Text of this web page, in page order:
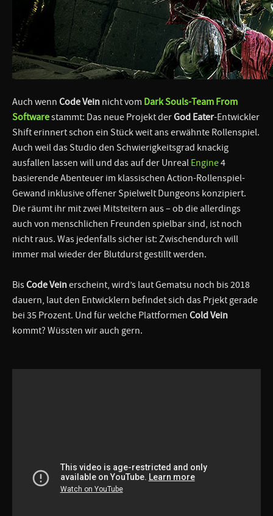
Auch wenn Code Vein nicht vom Dark Souls-Team From
Softwarestammt: Das neue Projekt derGod Eater-Entwickler
Shift erinnert schon ein Stück weit ans erwähnte Rollenspiel.
Auch weil das Studio den Schwierigkeitsgrad knackig
ausfallen lassen will und das auf der Unreal Engine4
basierende Abenteuer im klassischen Action-Rollenspiel-
Gewand inklusive offener Spielwelt Dungeons konzipiert.
Die räumt ihr mit zwei Mitsteitern aus – ob die allerdings
auch von menschlichen Freunden spielbar sind, ist noch
nicht raus. Was jedenfalls sicher ist: Zwischendurch will
immer mal wieder der Blutdurst gestillt werden.
BisCode Veinerscheint, wird’s laut Gematsu noch bis 2018
dauern, laut den Entwicklern befindet sich das Prjekt gerade
bei 35 Prozent. Und für welche Plattformen Cold Vein
kommt? Wüssten wir auch gern.